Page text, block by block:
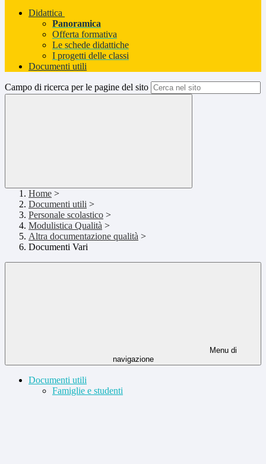
Didattica
Panoramica
Offerta formativa
Le schede didattiche
I progetti delle classi
Documenti utili
Campo di ricerca per le pagine del sito
Home >
Documenti utili >
Personale scolastico >
Modulistica Qualità >
Altra documentazione qualità >
Documenti Vari
Menu di
navigazione
Documenti utili
Famiglie e studenti